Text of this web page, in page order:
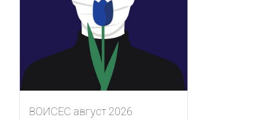
ВОИСЕС август 2026